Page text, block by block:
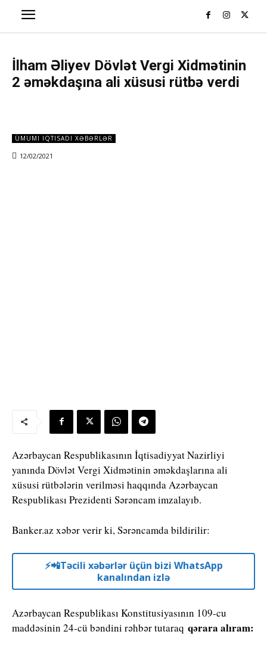
İlham Əliyev Dövlət Vergi Xidmətinin
2 əməkdaşına ali xüsusi rütbə verdi
ÜMUMI IQTISADI XƏBƏRLƏR
12/02/2021
Azərbaycan Respublikasının İqtisadiyyat Nazirliyi
yanında Dövlət Vergi Xidmətinin əməkdaşlarına ali
xüsusi rütbələrin verilməsi haqqında Azərbaycan
Respublikası Prezidenti Sərəncam imzalayıb.
Banker.az xəbər verir ki, Sərəncamda bildirilir:
⚡️📲Təcili xəbərlər üçün bizi WhatsApp
kanalından izlə
Azərbaycan Respublikası Konstitusiyasının 109-cu
maddəsinin 24-cü bəndini rəhbər tutaraq qərara alıram: